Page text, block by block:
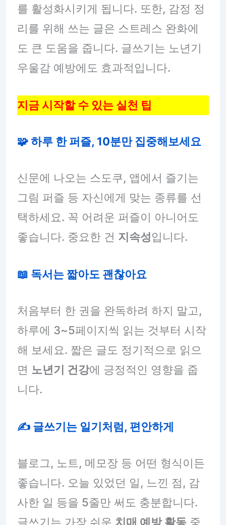
를 활성화시키게 됩니다. 또한, 감정 정
리를 위해 쓰는 글은 스트레스 완화에
도 큰 도움을 줍니다. 글쓰기는 노년기
우울감 예방에도 효과적입니다.
지금 시작할 수 있는 실천 팁
🧩 하루 한 퍼즐, 10분만 집중해보세요
신문에 나오는 스도쿠, 앱에서 즐기는
그림 퍼즐 등 자신에게 맞는 종류를 선
택하세요. 꼭 어려운 퍼즐이 아니어도
좋습니다. 중요한 건 지속성입니다.
📖 독서는 짧아도 괜찮아요
처음부터 한 권을 완독하려 하지 말고,
하루에 3~5페이지씩 읽는 것부터 시작
해 보세요. 짧은 글도 정기적으로 읽으
면 노년기 건강에 긍정적인 영향을 줍
니다.
✍️ 글쓰기는 일기처럼, 편안하게
블로그, 노트, 메모장 등 어떤 형식이든
좋습니다. 오늘 있었던 일, 느낀 점, 감
사한 일 등을 5줄만 써도 충분합니다.
글쓰기는 가장 쉬운 치매 예방 활동중